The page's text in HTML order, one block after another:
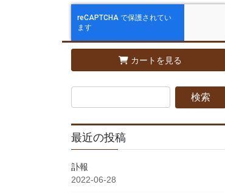
カートを見る
最近の投稿
訃報
2022-06-28